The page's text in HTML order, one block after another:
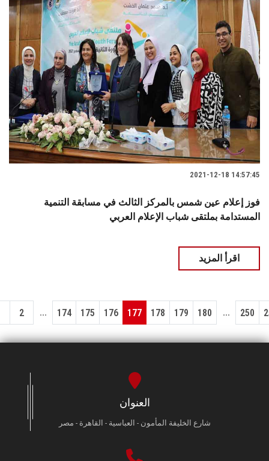
2021-12-18 14:57:45
فوز إعلام عين شمس بالمركز الثالث في مسابقة التنمية
المستدامة بملتقى شباب الإعلام العربي
اقرأ المزيد
2 ... 174 175 176 177 178 179 180 ... 250
العنوان
شارع الخليفة المأمون - العباسية - القاهرة - مصر